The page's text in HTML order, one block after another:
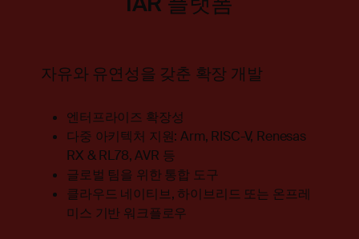
자유와 유연성을 갖춘 확장 개발
엔터프라이즈 확장성
다중 아키텍처 지원: Arm, RISC-V, Renesas
RX & RL78, AVR 등
글로벌 팀을 위한 통합 도구
클라우드 네이티브, 하이브리드 또는 온프레
미스 기반 워크플로우